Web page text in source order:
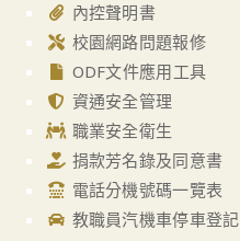
內控聲明書
校園網路問題報修
ODF文件應用工具
資通安全管理
職業安全衛生
捐款芳名錄及同意書
電話分機號碼一覽表
教職員汽機車停車登記